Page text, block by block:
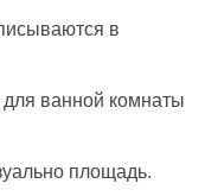
в
ванной комнаты
площадь.